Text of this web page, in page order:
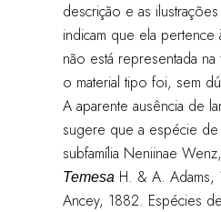
descrição e as
indicam que ela pertence
não está representada
o material tipo foi, sem
A aparente ausência de
sugere que a espécie
subfamília Neniinae
TemesaH. & A. Adams,
Ancey, 1882. Espécies